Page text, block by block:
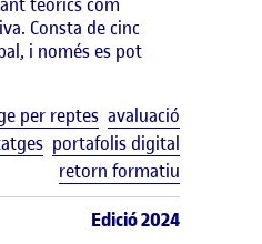
Consta de cinc
i només es pot
per reptes avaluació
portafolis digital
retorn formatiu
Edició 2024